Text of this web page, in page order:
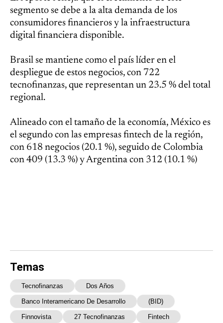
segmento se debe a la alta demanda de los
consumidores financieros y la infraestructura
digital financiera disponible.
Brasil se mantiene como el país líder en el
despliegue de estos negocios, con 722
tecnofinanzas, que representan un 23.5 % del total
regional.
Alineado con el tamaño de la economía, México es
el segundo con las empresas fintech de la región,
con 618 negocios (20.1 %), seguido de Colombia
con 409 (13.3 %) y Argentina con 312 (10.1 %)
Temas
Tecnofinanzas Dos Años
Banco Interamericano De Desarrollo (BID)
Finnovista 27 Tecnofinanzas Fintech